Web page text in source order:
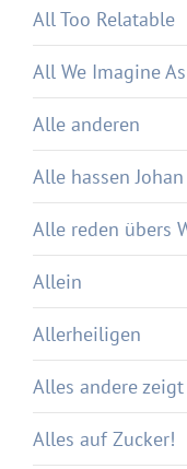
All Too Relatable
All We Imagine
Alle anderen
Alle hassen Johan
Alle reden übers
Allein
Allerheiligen
Alles andere
Alles auf Zucker!